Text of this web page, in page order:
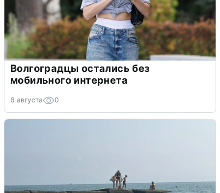
Волгоградцы остались без
мобильного интернета
6 августа 0